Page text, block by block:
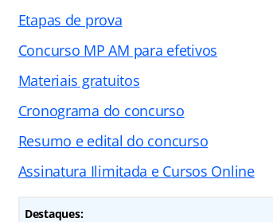
Etapas de prova
Concurso MP AM para efetivos
Materiais gratuitos
Cronograma do concurso
Resumo e edital do concurso
Assinatura Ilimitada e Cursos Online
Destaques: